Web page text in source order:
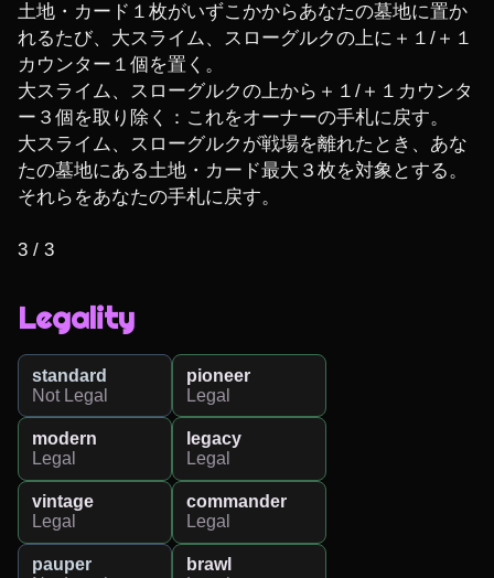
土地・カード１枚がいずこかからあなたの墓地に置か
れるたび、大スライム、スローグルクの上に＋１/＋１
カウンター１個を置く。
大スライム、スローグルクの上から＋１/＋１カウンタ
ー３個を取り除く：これをオーナーの手札に戻す。
大スライム、スローグルクが戦場を離れたとき、あな
たの墓地にある土地・カード最大３枚を対象とする。
それらをあなたの手札に戻す。
3 / 3
Legality
standard
Not Legal
pioneer
Legal
modern
Legal
legacy
Legal
vintage
Legal
commander
Legal
pauper
brawl